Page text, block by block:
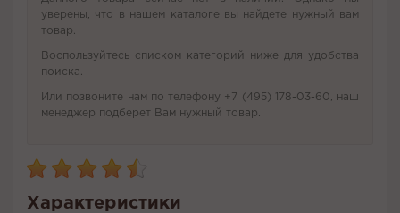
уверены, что в нашем каталоге вы найдете нужный вам
товар.
Воспользуйтесь списком категорий ниже для удобства
поиска.
Или позвоните нам по телефону +7 (495) 178-03-60, наш
менеджер подберет Вам нужный товар.
Характеристики